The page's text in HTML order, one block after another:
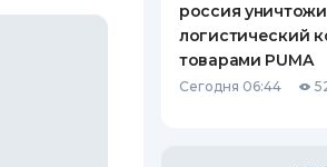
россия
логистический
товарами PUMA
Сегодня 06:44